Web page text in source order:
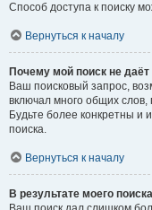
Способ доступа к поиску
Вернуться к началу
Почему мой поиск не даёт
Ваш поисковый запрос,
включал много общих слов,
Будьте более конкретны и
поиска.
Вернуться к началу
В результате моего